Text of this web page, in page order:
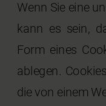
Wenn Sie eine
kann es sein,
Form eines
ablegen.
die von einem